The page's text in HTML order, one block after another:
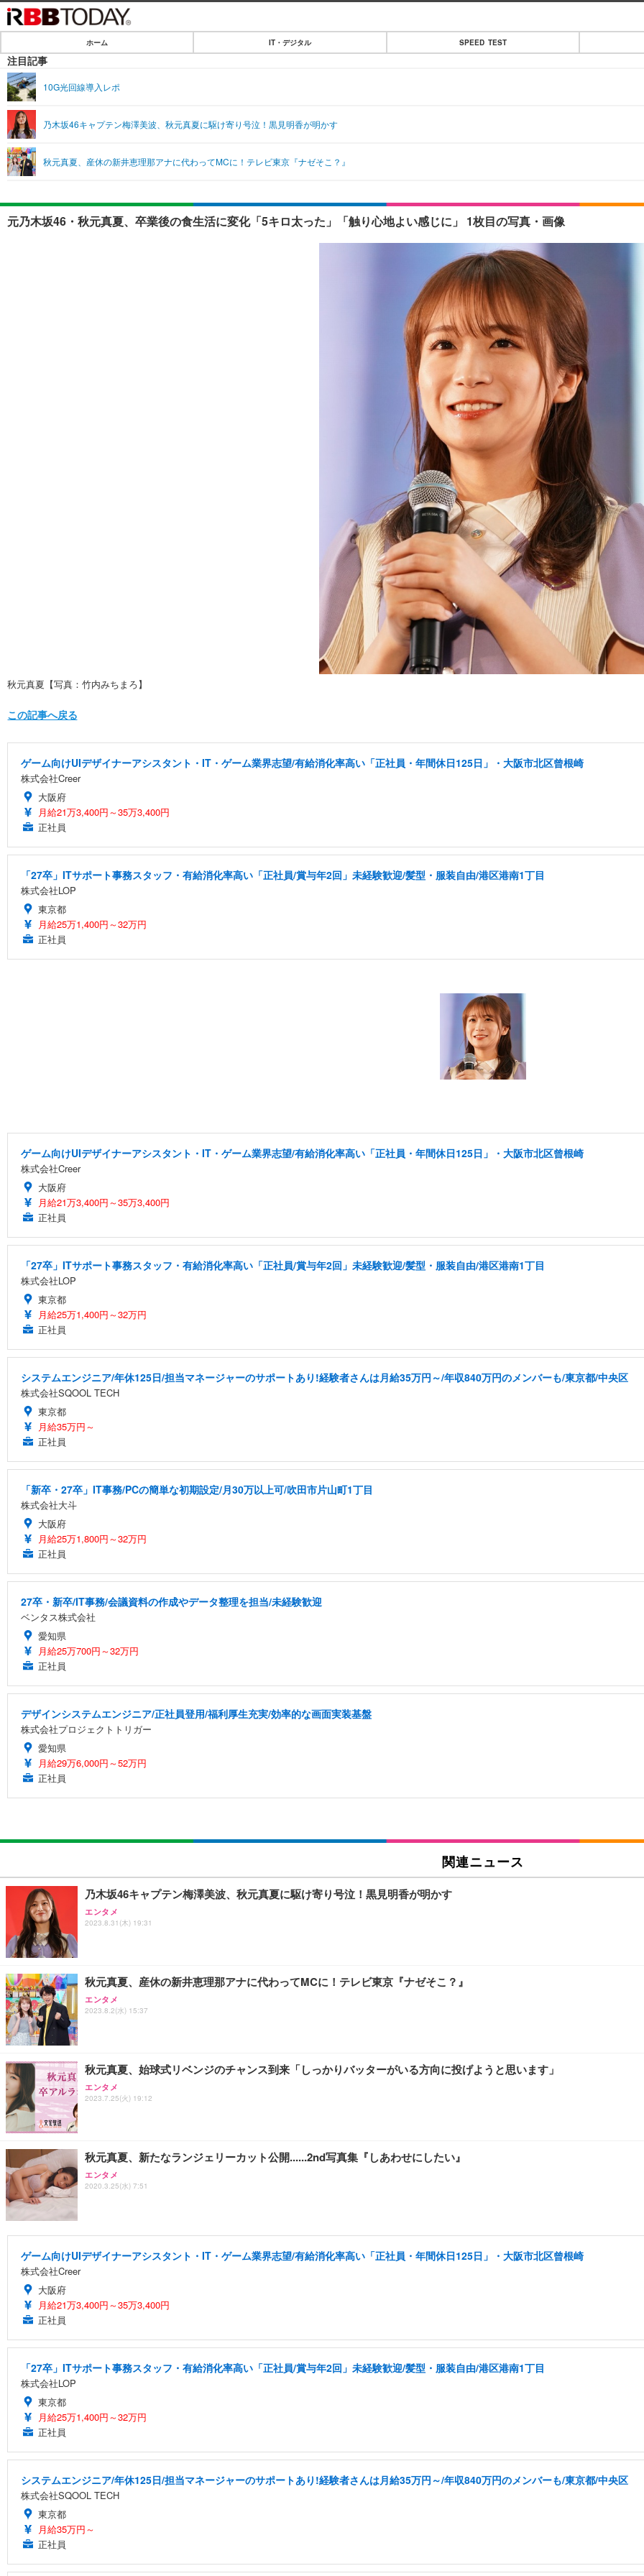
IT・デジタル
ショッピング
SPEED TEST
エンタメ
エンタメTOP
音楽
ライフ
ライフTOP
ペット
リリース一覧
ホーム IT・デジタル SPEED TEST
注目記事
10G光回線導入レポ
乃木坂46キャプテン梅澤美波、秋元真夏に駆け寄り号泣！黒見明香が明かす
秋元真夏、産休の新井恵理那アナに代わってMCに！テレビ東京『ナゼそこ？』
元乃木坂46・秋元真夏、卒業後の食生活に変化「5キロ太った」「触り心地よい感じに」 1枚目の写真・画像
秋元真夏【写真：竹内みちまろ】
この記事へ戻る
ゲーム向けUIデザイナーアシスタント・IT・ゲーム業界志望/有給消化率高い「正社員・年間休日125日」・大阪市北区曾根崎
株式会社Creer
大阪府
月給21万3,400円～35万3,400円
正社員
「27卒」ITサポート事務スタッフ・有給消化率高い「正社員/賞与年2回」未経験歓迎/髪型・服装自由/港区港南1丁目
株式会社LOP
東京都
月給25万1,400円～32万円
正社員
ゲーム向けUIデザイナーアシスタント・IT・ゲーム業界志望/有給消化率高い「正社員・年間休日125日」・大阪市北区曾根崎
株式会社Creer
大阪府
月給21万3,400円～35万3,400円
正社員
「27卒」ITサポート事務スタッフ・有給消化率高い「正社員/賞与年2回」未経験歓迎/髪型・服装自由/港区港南1丁目
株式会社LOP
東京都
月給25万1,400円～32万円
正社員
システムエンジニア/年休125日/担当マネージャーのサポートあり!経験者さんは月給35万円～/年収840万円のメンバーも/東京都/中央区
株式会社SQOOL TECH
東京都
月給35万円～
正社員
「新卒・27卒」IT事務/PCの簡単な初期設定/月30万以上可/吹田市片山町1丁目
株式会社大斗
大阪府
月給25万1,800円～32万円
正社員
27卒・新卒/IT事務/会議資料の作成やデータ整理を担当/未経験歓迎
ベンタス株式会社
愛知県
月給25万700円～32万円
正社員
デザインシステムエンジニア/正社員登用/福利厚生充実/効率的な画面実装基盤
株式会社プロジェクトトリガー
愛知県
月給29万6,000円～52万円
正社員
関連ニュース
乃木坂46キャプテン梅澤美波、秋元真夏に駆け寄り号泣！黒見明香が明かす
エンタメ
2023.8.31(木) 19:31
秋元真夏、産休の新井恵理那アナに代わってMCに！テレビ東京『ナゼそこ？』
エンタメ
2023.8.2(水) 15:37
秋元真夏、始球式リベンジのチャンス到来「しっかりバッターがいる方向に投げようと思います」
エンタメ
2023.7.25(火) 19:12
秋元真夏、新たなランジェリーカット公開......2nd写真集『しあわせにしたい』
エンタメ
2020.3.25(水) 7:51
ゲーム向けUIデザイナーアシスタント・IT・ゲーム業界志望/有給消化率高い「正社員・年間休日125日」・大阪市北区曾根崎
株式会社Creer
大阪府
月給21万3,400円～35万3,400円
正社員
「27卒」ITサポート事務スタッフ・有給消化率高い「正社員/賞与年2回」未経験歓迎/髪型・服装自由/港区港南1丁目
株式会社LOP
東京都
月給25万1,400円～32万円
正社員
システムエンジニア/年休125日/担当マネージャーのサポートあり!経験者さんは月給35万円～/年収840万円のメンバーも/東京都/中央区
株式会社SQOOL TECH
東京都
月給35万円～
正社員